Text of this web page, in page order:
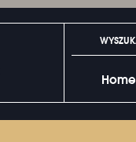
Home